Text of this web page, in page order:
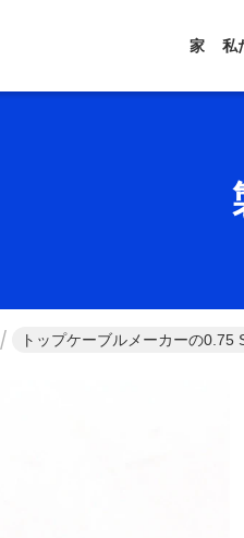
家 私
トップケーブルメーカーの